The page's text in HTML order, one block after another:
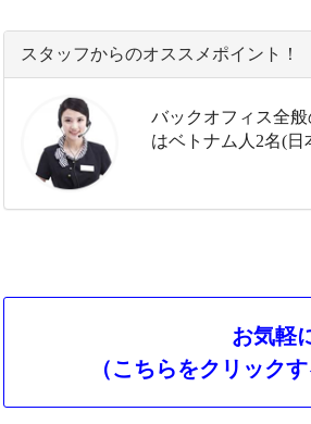
スタッフからのオススメポイント！
バックオフィス全
はベトナム人2名(日
お気軽
（こちらをクリック